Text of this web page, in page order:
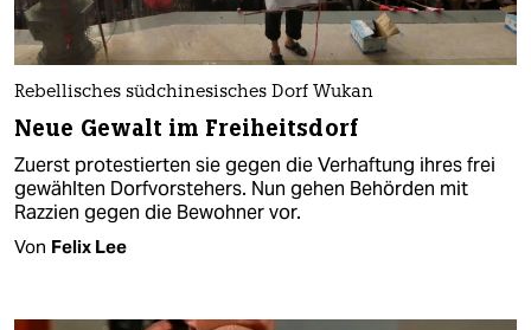
Rebellisches südchinesisches Dorf Wukan
Neue Gewalt im Freiheitsdorf
Zuerst protestierten sie gegen die Verhaftung ihres frei
gewählten Dorfvorstehers. Nun gehen Behörden mit
Razzien gegen die Bewohner vor.
Von Felix Lee